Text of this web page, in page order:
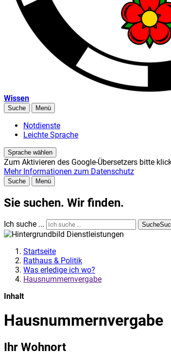
Wissen
Suche Menü
Notdienste
Leichte Sprache
Sprache wählen
Zum Aktivieren des Google-Übersetzers bitte
Mehr Informationen zum Datenschutz
Suche Menü
Sie suchen. Wir finden.
Ich suche ... Suche
Startseite
Rathaus & Politik
Was erledige ich wo?
Hausnummernvergabe
Inhalt
Hausnummernvergabe
Ihr Wohnort